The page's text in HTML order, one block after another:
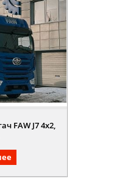
FAW J7 4x2,